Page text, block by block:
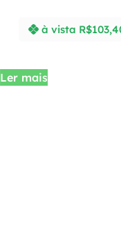
à vista R$
Ler mais